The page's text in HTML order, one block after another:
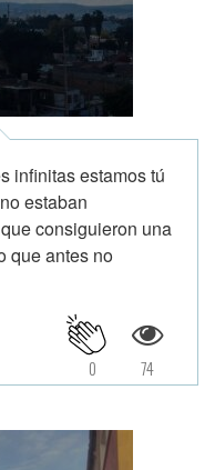
infinitas estamos tú
estaban
consiguieron una
que antes no
74
0